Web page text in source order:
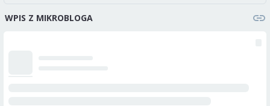
WPIS Z MIKROBLOGA